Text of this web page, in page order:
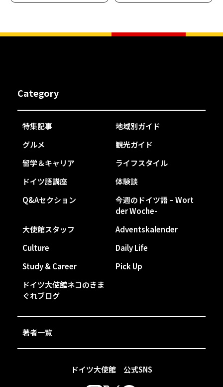
ドイツ大使館 公式SNS
Category
特集記事
地域別ガイド
グルメ
観光ガイド
留学＆キャリア
ライフスタイル
ドイツ語講座
体験談
Q&Aセクション
今週のドイツ語 – Wort
der Woche-
大使館スタッフ
Adventskalender
Culture
Daily Life
Study & Career
Pick Up
ドイツ大使館ネコのきま
ぐれブログ
著者一覧